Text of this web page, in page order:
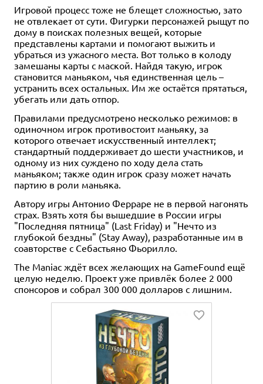
Уведомить о наличии
Игровой процесс тоже не блещет сложностью, зато
не отвлекает от сути. Фигурки персонажей рыщут по
дому в поисках полезных вещей, которые
представлены картами и помогают выжить и
убраться из ужасного места. Вот только в колоду
замешаны карты с маской. Найдя такую, игрок
становится маньяком, чья единственная цель –
устранить всех остальных. Им же остаётся прятаться,
убегать или дать отпор.
Правилами предусмотрено несколько режимов: в
одиночном игрок противостоит маньяку, за
которого отвечает искусственный интеллект;
стандартный поддерживает до шести участников, и
одному из них суждено по ходу дела стать
маньяком; также один игрок сразу может начать
партию в роли маньяка.
Автору игры Антонио Ферраре не в первой нагонять
страх. Взять хотя бы вышедшие в России игры
"Последняя пятница" (Last Friday) и "Нечто из
глубокой бездны" (Stay Away), разработанные им в
соавторстве с Себастьяно Фьорилло.
The Maniac ждёт всех желающих на GameFound ещё
целую неделю. Проект уже привлёк более 2 000
спонсоров и собрал 300 000 долларов с лишним.